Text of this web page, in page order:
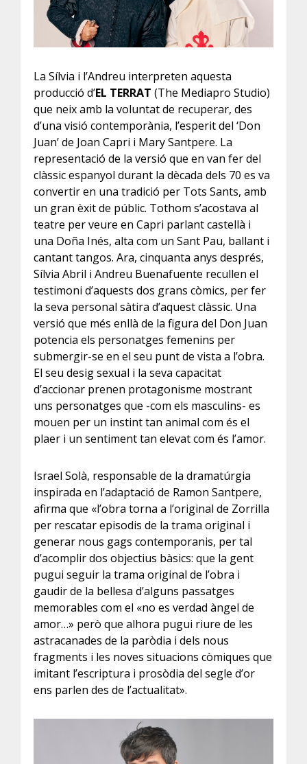
La Sílvia i l’Andreu interpreten aquesta
producció d’EL TERRAT (The Mediapro Studio)
que neix amb la voluntat de recuperar, des
d’una visió contemporània, l’esperit del ‘Don
Juan’ de Joan Capri i Mary Santpere. La
representació de la versió que en van fer del
clàssic espanyol durant la dècada dels 70 es va
convertir en una tradició per Tots Sants, amb
un gran èxit de públic. Tothom s’acostava al
teatre per veure en Capri parlant castellà i
una Doña Inés, alta com un Sant Pau, ballant i
cantant tangos. Ara, cinquanta anys després,
Sílvia Abril i Andreu Buenafuente recullen el
testimoni d’aquests dos grans còmics, per fer
la seva personal sàtira d’aquest clàssic. Una
versió que més enllà de la figura del Don Juan
potencia els personatges femenins per
submergir-se en el seu punt de vista a l’obra.
El seu desig sexual i la seva capacitat
d’accionar prenen protagonisme mostrant
uns personatges que -com els masculins- es
mouen per un instint tan animal com és el
plaer i un sentiment tan elevat com és l’amor.
Israel Solà, responsable de la dramatúrgia
inspirada en l’adaptació de Ramon Santpere,
afirma que «l’obra torna a l’original de Zorrilla
per rescatar episodis de la trama original i
generar nous gags contemporanis, per tal
d’acomplir dos objectius bàsics: que la gent
pugui seguir la trama original de l’obra i
gaudir de la bellesa d’alguns passatges
memorables com el «no es verdad àngel de
amor…» però que alhora pugui riure de les
astracanades de la paròdia i dels nous
fragments i les noves situacions còmiques que
imitant l’escriptura i prosòdia del segle d’or
ens parlen des de l’actualitat».